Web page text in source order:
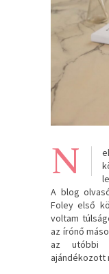
N
A blog
Foley első
voltam
az írónő
az utóbbi
ajándékozott